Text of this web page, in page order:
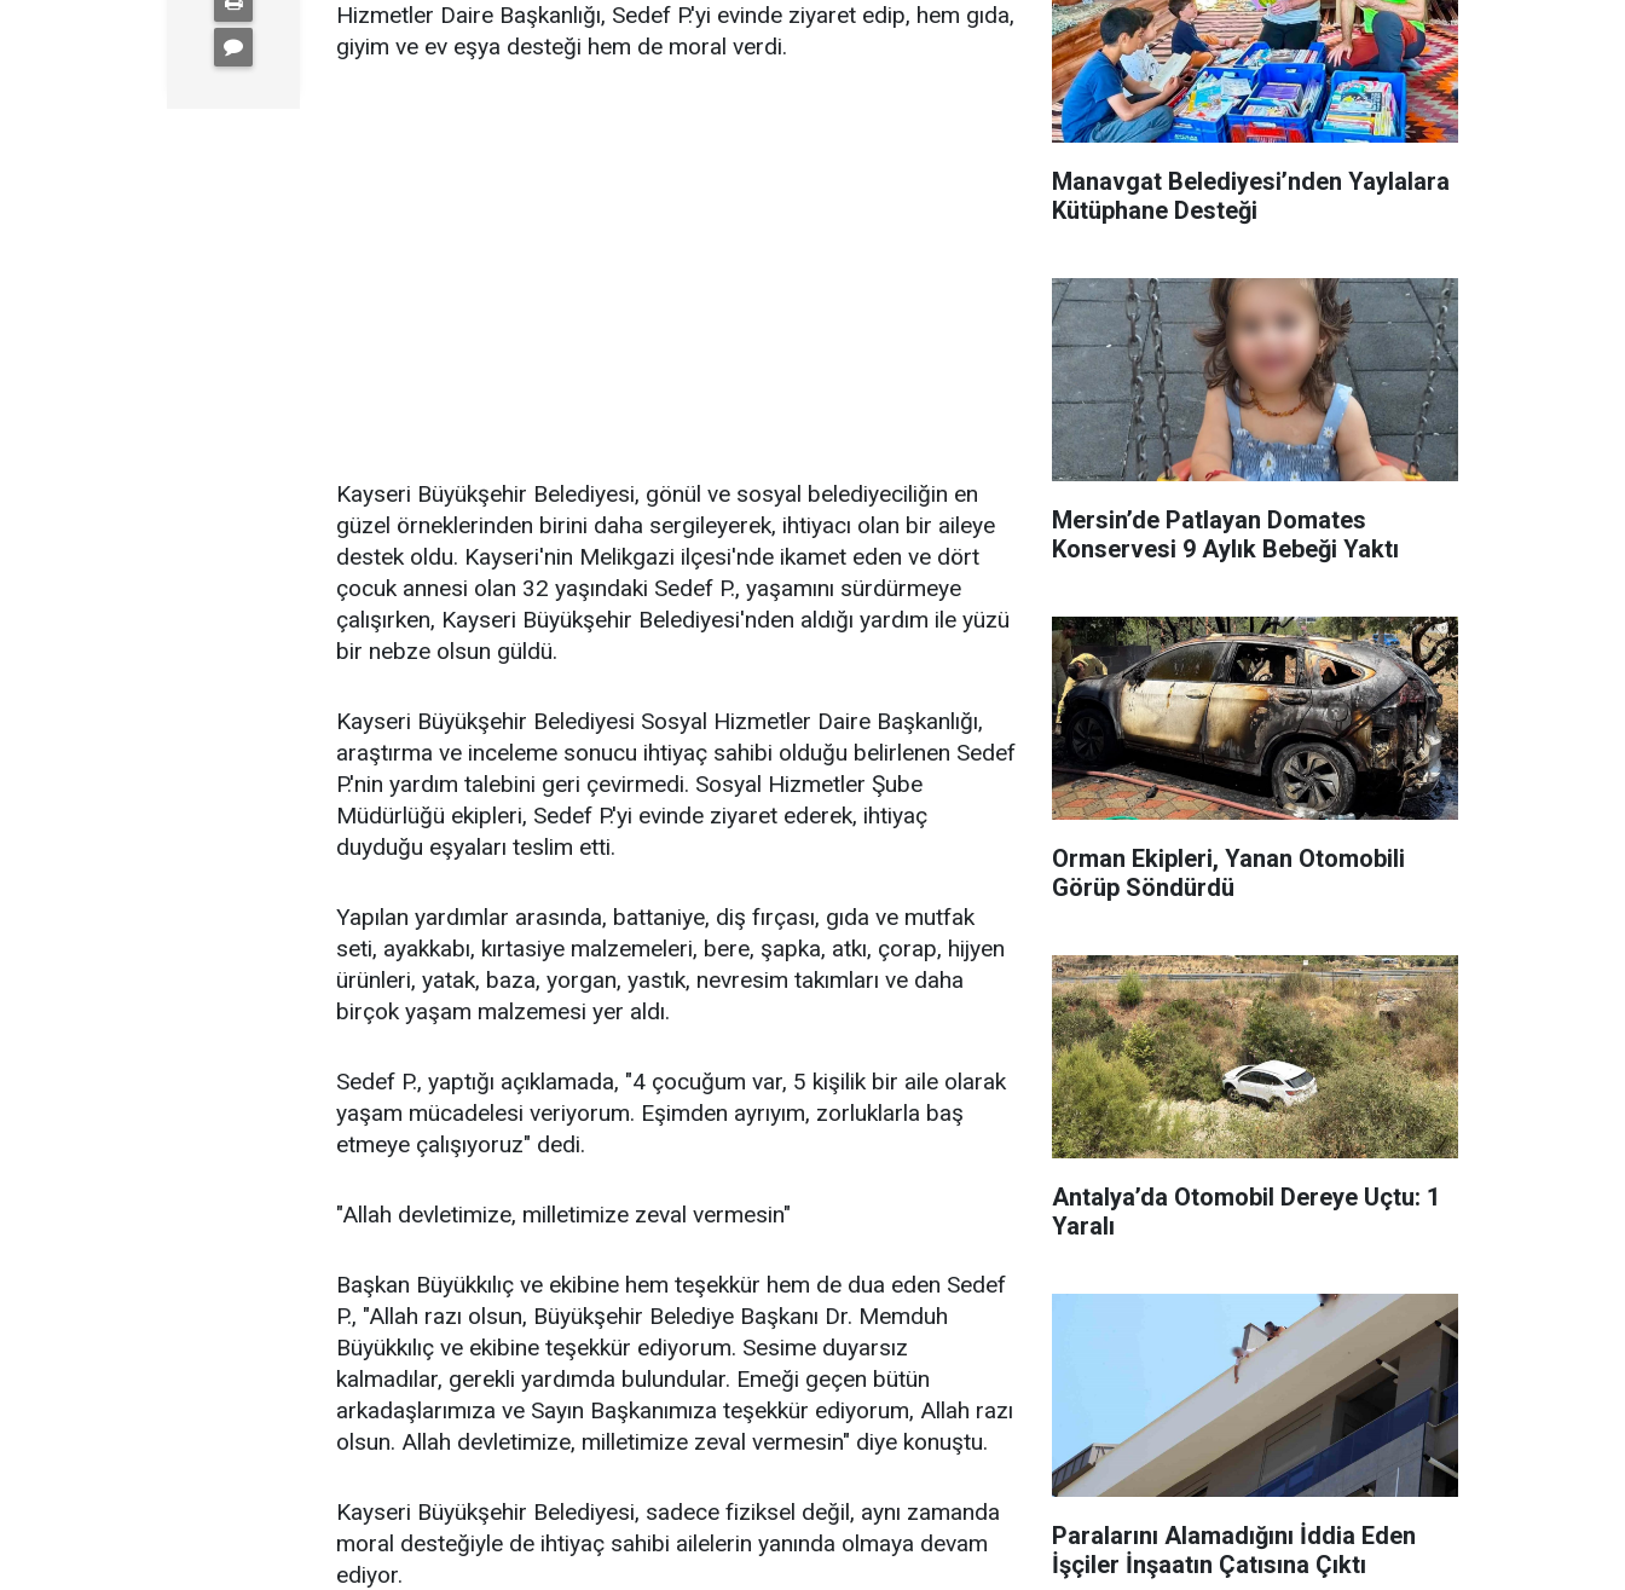
Hizmetler Daire Başkanlığı, Sedef P.'yi evinde ziyaret edip, hem gıda,
giyim ve ev eşya desteği hem de moral verdi.
Kayseri Büyükşehir Belediyesi, gönül ve sosyal belediyeciliğin en
güzel örneklerinden birini daha sergileyerek, ihtiyacı olan bir aileye
destek oldu. Kayseri'nin Melikgazi ilçesi'nde ikamet eden ve dört
çocuk annesi olan 32 yaşındaki Sedef P., yaşamını sürdürmeye
çalışırken, Kayseri Büyükşehir Belediyesi'nden aldığı yardım ile yüzü
bir nebze olsun güldü.
Kayseri Büyükşehir Belediyesi Sosyal Hizmetler Daire Başkanlığı,
araştırma ve inceleme sonucu ihtiyaç sahibi olduğu belirlenen Sedef
P.'nin yardım talebini geri çevirmedi. Sosyal Hizmetler Şube
Müdürlüğü ekipleri, Sedef P.'yi evinde ziyaret ederek, ihtiyaç
duyduğu eşyaları teslim etti.
Yapılan yardımlar arasında, battaniye, diş fırçası, gıda ve mutfak
seti, ayakkabı, kırtasiye malzemeleri, bere, şapka, atkı, çorap, hijyen
ürünleri, yatak, baza, yorgan, yastık, nevresim takımları ve daha
birçok yaşam malzemesi yer aldı.
Sedef P., yaptığı açıklamada, "4 çocuğum var, 5 kişilik bir aile olarak
yaşam mücadelesi veriyorum. Eşimden ayrıyım, zorluklarla baş
etmeye çalışıyoruz" dedi.
"Allah devletimize, milletimize zeval vermesin"
Başkan Büyükkılıç ve ekibine hem teşekkür hem de dua eden Sedef
P., "Allah razı olsun, Büyükşehir Belediye Başkanı Dr. Memduh
Büyükkılıç ve ekibine teşekkür ediyorum. Sesime duyarsız
kalmadılar, gerekli yardımda bulundular. Emeği geçen bütün
arkadaşlarımıza ve Sayın Başkanımıza teşekkür ediyorum, Allah razı
olsun. Allah devletimize, milletimize zeval vermesin" diye konuştu.
Kayseri Büyükşehir Belediyesi, sadece fiziksel değil, aynı zamanda
moral desteğiyle de ihtiyaç sahibi ailelerin yanında olmaya devam
ediyor.
Manavgat Belediyesi’nden Yaylalara
Kütüphane Desteği
Mersin’de Patlayan Domates
Konservesi 9 Aylık Bebeği Yaktı
Orman Ekipleri, Yanan Otomobili
Görüp Söndürdü
Antalya’da Otomobil Dereye Uçtu: 1
Yaralı
Paralarını Alamadığını İddia Eden
İşçiler İnşaatın Çatısına Çıktı